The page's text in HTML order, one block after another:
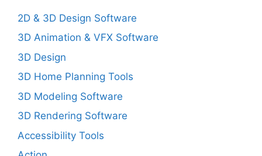
2D & 3D Design Software
3D Animation & VFX Software
3D Design
3D Home Planning Tools
3D Modeling Software
3D Rendering Software
Accessibility Tools